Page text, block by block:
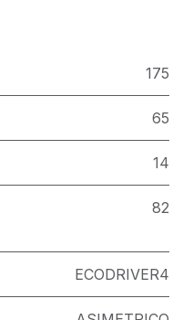
175
65
14
82
ECODRIVER4